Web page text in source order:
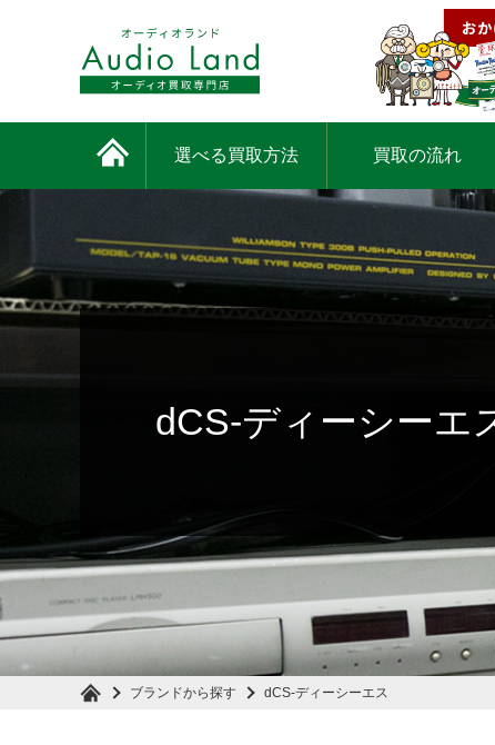
選べる買取方法 買取の流れ
dCS-ディーシーエ
ブランドから探す dCS-ディーシーエス